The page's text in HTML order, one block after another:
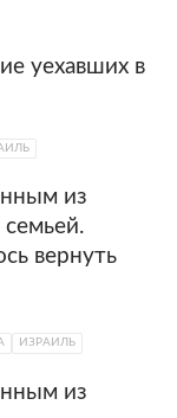
уехавших в
из
семьей.
вернуть
ИЗРАИЛЬ
из